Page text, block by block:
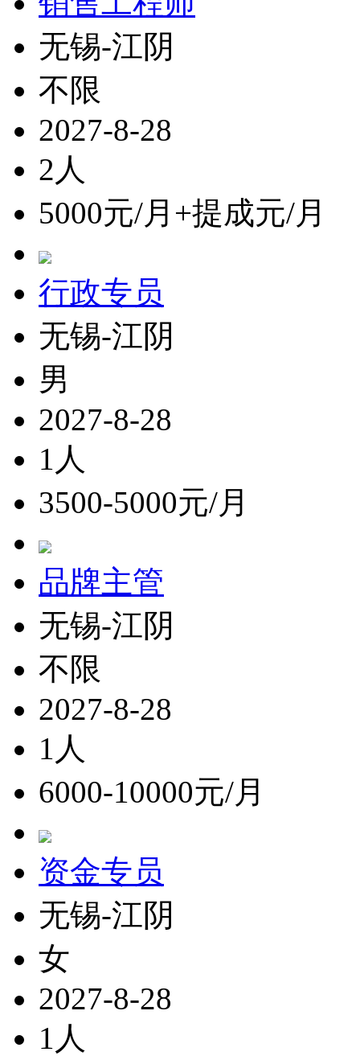
无锡-江阴
不限
2027-8-28
2人
5000元/月+提成元/月
行政专员
无锡-江阴
男
2027-8-28
1人
3500-5000元/月
品牌主管
无锡-江阴
不限
2027-8-28
1人
6000-10000元/月
资金专员
无锡-江阴
女
2027-8-28
1人